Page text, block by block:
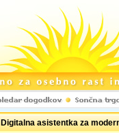
Digitalna asistentka za